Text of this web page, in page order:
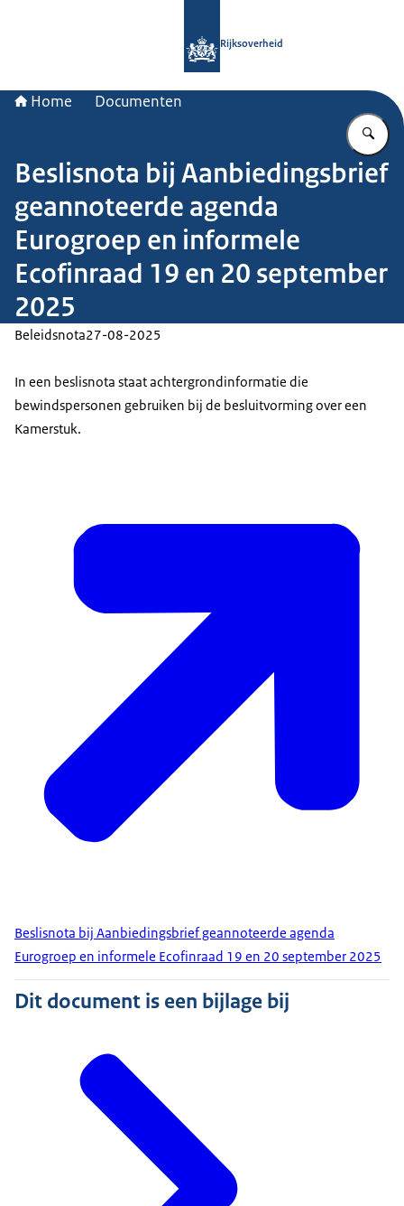
Rijksoverheid
Home Documenten
Beslisnota bij Aanbiedingsbrief
geannoteerde agenda
Eurogroep en informele
Ecofinraad 19 en 20 september
2025
Beleidsnota27-08-2025
In een beslisnota staat achtergrondinformatie die
bewindspersonen gebruiken bij de besluitvorming over een
Kamerstuk.
Beslisnota bij Aanbiedingsbrief geannoteerde agenda
Eurogroep en informele Ecofinraad 19 en 20 september 2025
Dit document is een bijlage bij